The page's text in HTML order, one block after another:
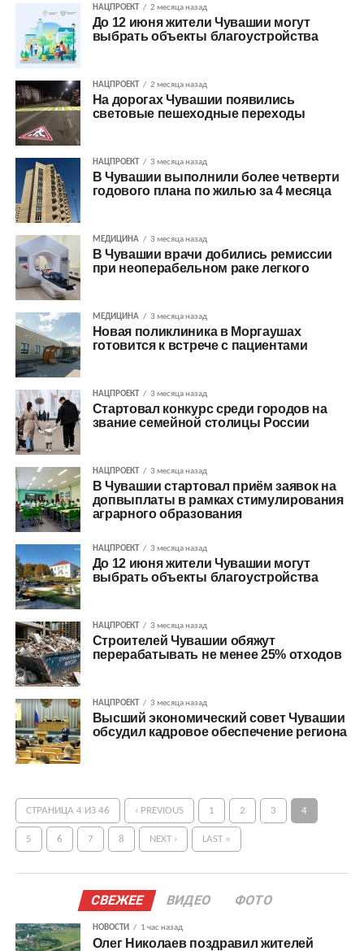
НАЦПРОЕКТ 2 месяца назад
До 12 июня жители Чувашии могут
выбрать объекты благоустройства
НАЦПРОЕКТ 2 месяца назад
На дорогах Чувашии появились
световые пешеходные переходы
НАЦПРОЕКТ 3 месяца назад
В Чувашии выполнили более четверти
годового плана по жилью за 4 месяца
МЕДИЦИНА 3 месяца назад
В Чувашии врачи добились ремиссии
при неоперабельном раке легкого
МЕДИЦИНА 3 месяца назад
Новая поликлиника в Моргаушах
готовится к встрече с пациентами
НАЦПРОЕКТ 3 месяца назад
Стартовал конкурс среди городов на
звание семейной столицы России
НАЦПРОЕКТ 3 месяца назад
В Чувашии стартовал приём заявок на
допвыплаты в рамках стимулирования
аграрного образования
НАЦПРОЕКТ 3 месяца назад
До 12 июня жители Чувашии могут
выбрать объекты благоустройства
НАЦПРОЕКТ 3 месяца назад
Строителей Чувашии обяжут
перерабатывать не менее 25% отходов
НАЦПРОЕКТ 3 месяца назад
Высший экономический совет Чувашии
обсудил кадровое обеспечение региона
СТРАНИЦА 4 ИЗ 46 ‹ PREVIOUS 1 2 3 4
5 6 7 8 NEXT › LAST »
СВЕЖЕЕ ВИДЕО ФОТО
НОВОСТИ 1 час назад
Олег Николаев поздравил жителей